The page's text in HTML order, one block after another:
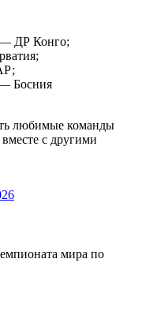
ДР Конго;
Босния
любимые команды
с другими
мира по